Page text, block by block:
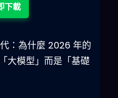
下載
：為什麼 2026 年的
大模型」而是「基礎